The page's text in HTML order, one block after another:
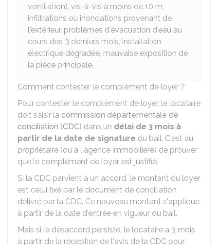
ventilation), vis-à-vis à moins de 10 m,
infiltrations ou inondations provenant de
l'extérieur, problèmes d'évacuation d'eau au
cours des 3 derniers mois, installation
électrique dégradée, mauvaise exposition de
la pièce principale.
Comment contester le complément de loyer ?
Pour contester le complément de loyer, le locataire
doit saisir la commission départementale de
conciliation (CDC) dans un délai de 3 mois à
partir de la date de signature du bail. C'est au
propriétaire (ou à l'agence immobilière) de prouver
que le complément de loyer est justifié.
Si la CDC parvient à un accord, le montant du loyer
est celui fixé par le document de conciliation
délivré par la CDC. Ce nouveau montant s'applique
à partir de la date d'entrée en vigueur du bail.
Mais si le désaccord persiste, le locataire a 3 mois
à partir de la réception de l'avis de la CDC pour